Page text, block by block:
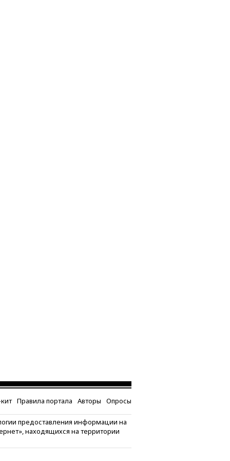
Правила портала Авторы Опросы
предоставления информации на
находящихся на территории